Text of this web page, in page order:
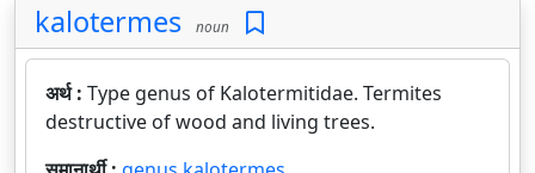
kalotermes noun
अर्थ : Type genus of Kalotermitidae. Termites
destructive of wood and living trees.